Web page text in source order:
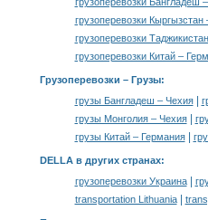
грузоперевозки Кыргызстан
грузоперевозки
грузоперевозки Китай –
Грузоперевозки – Грузы:
грузы Бангладеш – Чехия|
грузы Монголия – Чехия|
грузы Китай – Германия|
DELLA в других странах:
грузоперевозки Украина|
transportation Lithuania|